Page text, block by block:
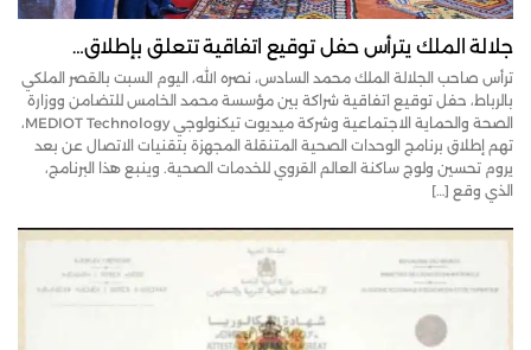
جلالة الملك يترأس حفل توقيع اتفاقية تتعلق بإطلاق…
ترأس صاحب الجلالة الملك محمد السادس، نصره الله، اليوم السبت بالقصر الملكي
بالرباط، حفل توقيع اتفاقية شراكة بين مؤسسة محمد الخامس للتضامن ووزارة
الصحة والحماية الاجتماعية وشركة ميديوت تيكنولوجي MEDIOT Technology،
تهم إطلاق برنامج الوحدات الصحية المتنقلة المجهزة بتقنيات الاتصال عن بعد
يروم تحسين ولوج ساكنة العالم القروي للخدمات الصحية. وينبع هذا البرنامج،
الذي وقع […]